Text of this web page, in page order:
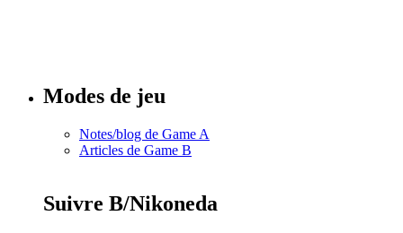
Modes de jeu
Notes/blog de Game A
Articles de Game B
Suivre B/Nikoneda